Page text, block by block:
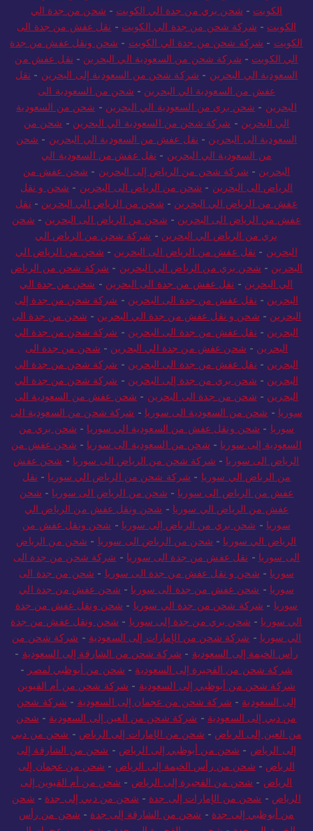
الكويت - شحن من جدة الى الكويت-نقل عفش من جدة إلى
الكويت- شحن بري من جدة الي الكويت-شحن من جدة الي
الكويت-شركة شحن من جدة الي الكويت -نقل عفش من جدة الى
الكويت-شركة شحن من جدة الي الكويت-
شحن ونقل عفش من جدة
الي الكويت- شركة شحن من السعودية الي البحرين-
نقل عفش من
السعودية الي البحرين-شركة شحن من السعودية إلى البحرين
عفش من السعودية الي البحرين
-شحن من السعودية الى
البحرين-شحن بري من السعودية الي البحرين -شحن من السعودية
الي البحرين
-شركة شحن من السعودية الي البحرين-شحن من
السعودية الى البحرين- نقل عفش من السعودية الي البحرين-
من السعودية الي البحرين-نقل عفش من السعودية الي
البحرين- شركة شحن من الرياض إلى البحرين-شحن عفش من
الرياض الى البحرين
-شحن من الرياض الى البحرين -شحن و نقل
عفش من الرياض الي البحرين -شحن من الرياض الي البحرين -نقل
عفش من الرياض الى البحرين-شحن من الرياض الى البحرين-
بري من الرياض الي البحرين-
شركة شحن من الرياض الي
البحرين-نقل عفش من الرياض الى البحرين-شحن من الرياض الي
البحرين-شحن بري من الرياض الي البحرين-شركة شحن من الرياض
الي البحرين
-نقل عفش من جدة الى البحرين -شحن من جدة الي
البحرين -نقل عفش من جدة الى البحرين -شركة شحن من جدة إلى
البحرين- شحن و نقل عفش من جدة الي البحرين-شحن من جدة الى
البحرين - نقل عفش من جدة الى البحرين -شركة شحن من جدة الي
البحرين -شحن عفش من جدة الي البحرين-شحن من جدة الى
البحرين - نقل عفش من جدة الى البحرين - شركة شحن من جدة الي
البحرين - شحن بري من جدة إلى البحرين-شركة شحن من جدة الي
البحرين -شحن من جدة الى البحرين- شحن عفش من السعودية الى
سوريا - شحن من السعودية الى سوريا-شركة شحن من السعودية الى
سوريا-شحن ونقل عفش من السعودية الي سوريا - شحن بري من
السعودية إلى سوريا-شحن من السعودية الى سوريا -شحن عفش من
الرياض الى سوريا
- شركة شحن من الرياض الى سوريا - شحن عفش
من الرياض الي سوريا-شركة شحن من الرياض الي سوريا-نقل
عفش من الرياض الى سوريا -شحن من الرياض الى سوريا-
شحن
عفش من الرياض الي سوريا- شحن ونقل عفش من الرياض الي
سوريا
-شحن بري من الرياض إلى سوريا -شحن ونقل عفش من
الرياض الي سوريا-شحن من الرياض الى سوريا-شحن من الرياض
الى سوريا-نقل عفش من جدة الى سوريا-شركة شحن من جدة الى
سوريا - شحن و نقل عفش من جدة الى سوريا- شحن من جدة الى
سوريا -شحن عفش من جدة الى سوريا -شحن عفش من جدة الي
سوريا-شركة شحن من جدة الي سوريا-شحن ونقل عفش من جدة
الي سوريا- شحن بري من جدة إلى سوريا -شحن ونقل عفش من جدة
الي سوريا -شركة شحن من الإمارات إلى السعودية- شركة شحن من
رأس الخيمة إلى السعودية -شركة شحن من الشارقة إلى السعودية-
شركة شحن من الفجيرة إلى السعودية -شحن من أبوظبي لمصر-
شركة شحن من أبوظبي إلى السعودية-شركة شحن من أم القيوين
إلى السعودية- شركة شحن من عجمان إلى السعودية-شركة شحن
من دبي إلى السعودية - شركة شحن من العين إلى السعودية- شحن
من العين إلى الرياض -شحن من الإمارات إلى الرياض- شحن من دبي
إلى الرياض-شحن من أبوظبي إلى الرياض -شحن من الشارقة إلى
الرياض
- شحن من رأس الخيمة إلى الرياض-شحن من عجمان إلى
الرياض -شحن من الفجيرة إلى الرياض -شحن من أم القيوين إلى
الرياض-شحن من الإمارات إلى جدة- شحن من دبي إلى جدة- شحن
من أبوظبي إلى جدة- شحن من الشارقة إلى جدة- شحن من رأس